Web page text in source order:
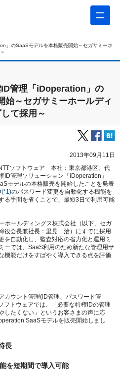
」のSaaSモデルを本格販売開始～セガサミーホ
管理「iDoperation」の
始～セガサミーホールディ
て採用～
2013年09月11日
ソフトウェア 本社：東京都港区、代
管理ソリューション「iDoperation」
モデルの本格販売を開始したことを発表
(*1)のパスワード変更を自動化する機能を
る手間を省くことで、最短3日で利用可能
ホールディングス株式会社（以下、セガ
役会長兼社長：里見 治）にすでに採用
を自動化し、監査対応の省力化と運用ミ
ーでは、SaaS利用のため新たな管理用サ
機能だけをすばやく導入できる点を評価
カウント管理(ID管理、パスワード管
フトウェアでは、「必要な特権IDの管理
したくない」というお客さまの声に応
SaaSモデルを販売開始しまし
長
を短期間で導入可能